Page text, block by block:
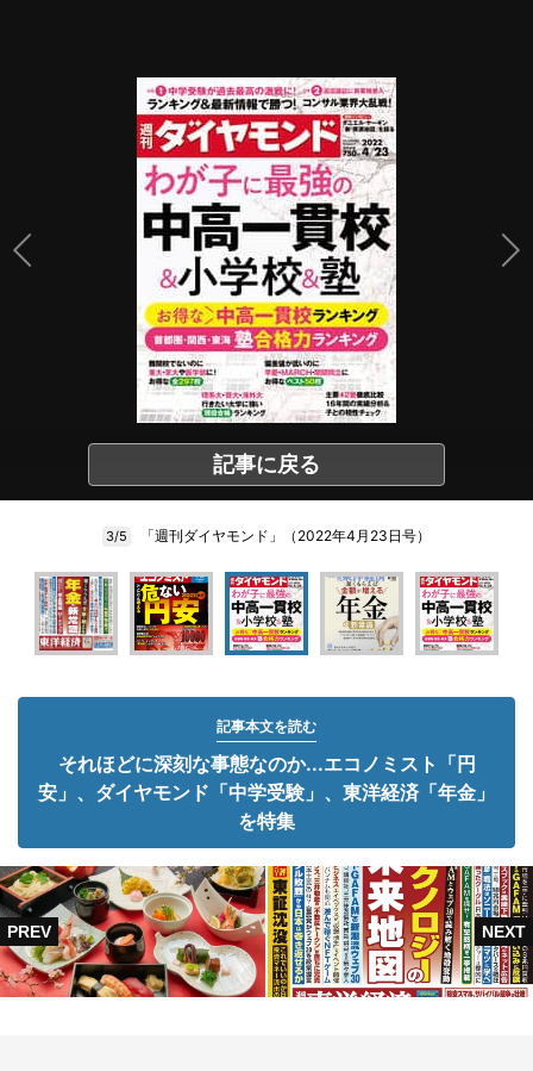
記事に戻る
3/5 「週刊ダイヤモンド」（2022年4月23日号）
記事本文を読む
それほどに深刻な事態なのか...エコノミスト「円
安」、ダイヤモンド「中学受験」、東洋経済「年金」
を特集